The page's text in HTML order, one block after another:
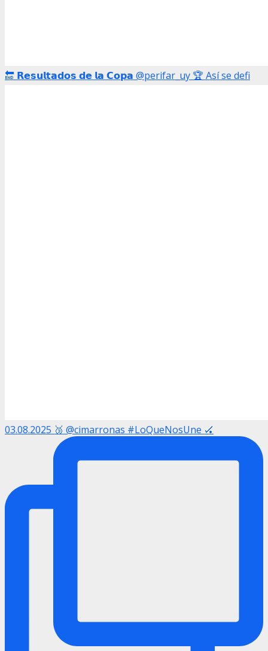
🔚 𝗥𝗲𝘀𝘂𝗹𝘁𝗮𝗱𝗼𝘀 𝗱𝗲 𝗹𝗮 𝗖𝗼𝗽𝗮 @perifar_uy 🏆 Así se defi
03.08.2025 🥉 @cimarronas #LoQueNosUne 🏑